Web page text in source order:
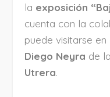
la exposición
cuenta con la
puede visitarse en
Diego Neyra de la
Utrera.